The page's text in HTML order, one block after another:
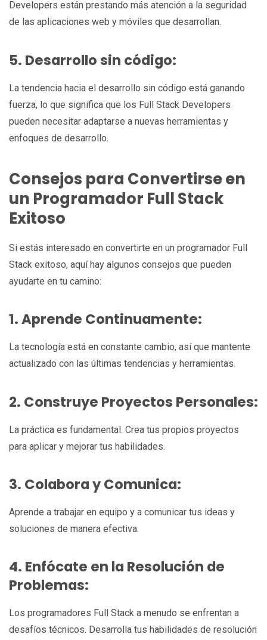
Developers están prestando más atención a la seguridad
de las aplicaciones web y móviles que desarrollan.
5. Desarrollo sin código:
La tendencia hacia el desarrollo sin código está ganando
fuerza, lo que significa que los Full Stack Developers
pueden necesitar adaptarse a nuevas herramientas y
enfoques de desarrollo.
Consejos para Convertirse en
un Programador Full Stack
Exitoso
Si estás interesado en convertirte en un programador Full
Stack exitoso, aquí hay algunos consejos que pueden
ayudarte en tu camino:
1. Aprende Continuamente:
La tecnología está en constante cambio, así que mantente
actualizado con las últimas tendencias y herramientas.
2. Construye Proyectos Personales:
La práctica es fundamental. Crea tus propios proyectos
para aplicar y mejorar tus habilidades.
3. Colabora y Comunica:
Aprende a trabajar en equipo y a comunicar tus ideas y
soluciones de manera efectiva.
4. Enfócate en la Resolución de
Problemas:
Los programadores Full Stack a menudo se enfrentan a
desafíos técnicos. Desarrolla tus habilidades de resolución